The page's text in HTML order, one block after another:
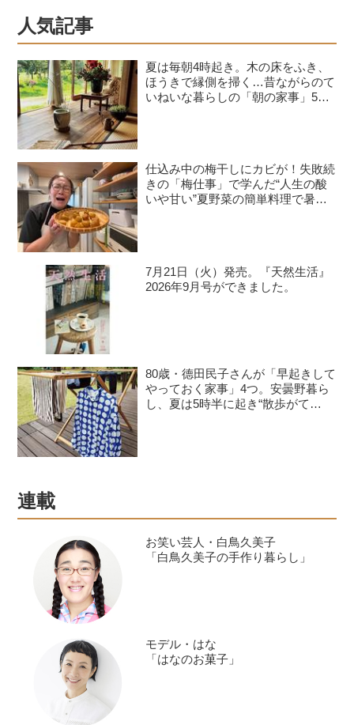
人気記事
夏は毎朝4時起き。木の床をふき、
ほうきで縁側を掃く…昔ながらのて
いねいな暮らしの「朝の家事」5つ
仕込み中の梅干しにカビが！失敗続
きの「梅仕事」で学んだ“人生の酸
いや甘い”夏野菜の簡単料理で暑さ
7月21日（火）発売。『天然生活』
2026年9月号ができました。
80歳・德田民子さんが「早起きして
やっておく家事」4つ。安曇野暮ら
し、夏は5時半に起き“散歩がて
連載
お笑い芸人・白鳥久美子
「白鳥久美子の手作り暮らし」
モデル・はな
「はなのお菓子」